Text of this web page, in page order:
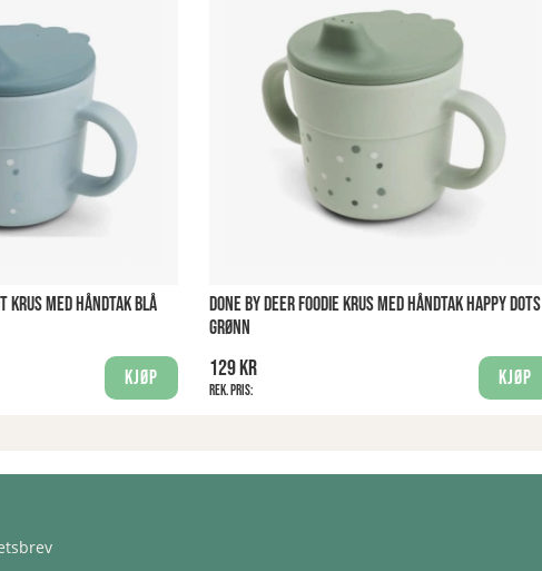
KRUS MED HÅNDTAK BLÅ
Kjøp
DONE BY DEER FOODIE KRUS MED HÅNDTAK HAPPY DOTS
GRØNN
129 kr
Rek. pris:
Kjøp